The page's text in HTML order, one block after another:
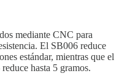
mediante CNC para
El SB006 reduce
estándar, mientras que el
hasta 5 gramos.